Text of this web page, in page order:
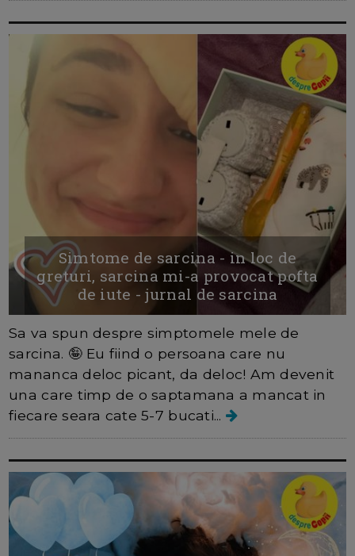
Simtome de sarcina - in loc de
greturi, sarcina mi-a provocat pofta
de iute - jurnal de sarcina
Sa va spun despre simptomele mele de
sarcina. 🤪 Eu fiind o persoana care nu
mananca deloc picant, da deloc! Am devenit
una care timp de o saptamana a mancat in
fiecare seara cate 5-7 bucati...